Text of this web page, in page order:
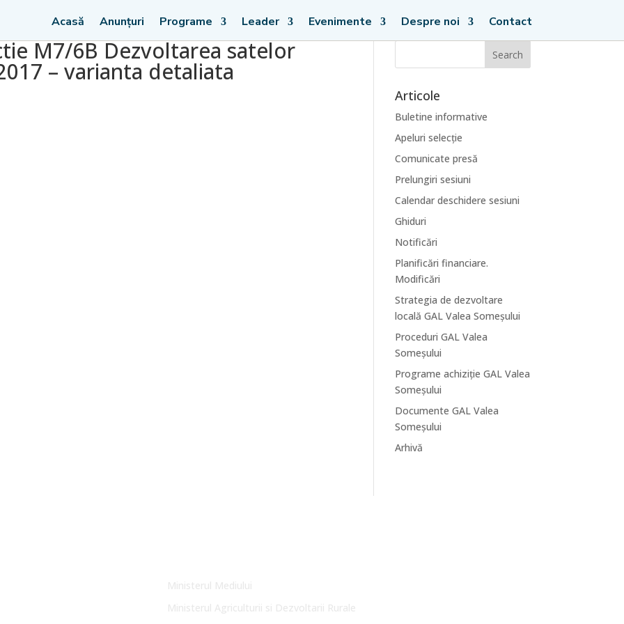
Acasă Anunțuri Programe Leader Evenimente Despre noi Contact
M7/6B Dezvoltarea satelor
– varianta detaliata
Articole
Buletine informative
Apeluri selecție
Comunicate presă
Prelungiri sesiuni
Calendar deschidere sesiuni
Ghiduri
Notificări
Planificări financiare.
Modificări
Strategia de dezvoltare
locală GAL Valea Someșului
Proceduri GAL Valea
Someșului
Programe achiziție GAL Valea
Someșului
Documente GAL Valea
Someșului
Arhivă